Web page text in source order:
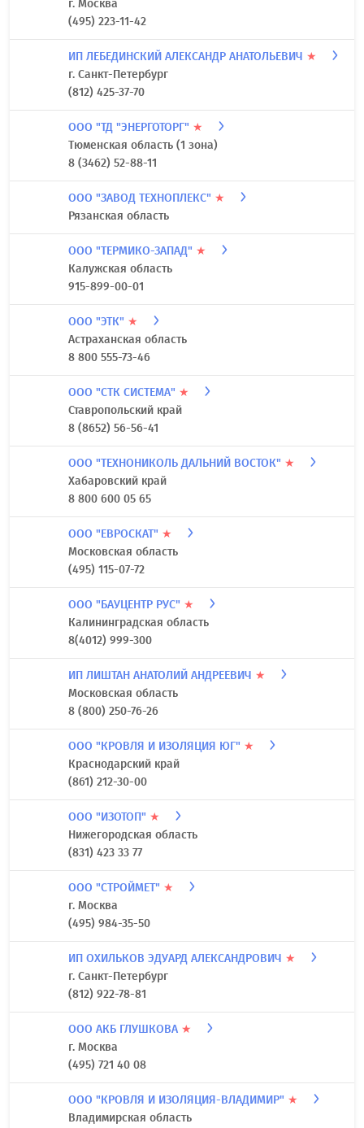
г. Москва
(495) 223-11-42
ИП ЛЕБЕДИНСКИЙ АЛЕКСАНДР АНАТОЛЬЕВИЧ ★
г. Санкт-Петербург
(812) 425-37-70
ООО "ТД "ЭНЕРГОТОРГ" ★
Тюменская область (1 зона)
8 (3462) 52-88-11
ООО "ЗАВОД ТЕХНОПЛЕКС" ★
Рязанская область
ООО "ТЕРМИКО-ЗАПАД" ★
Калужская область
915-899-00-01
ООО "ЭТК" ★
Астраханская область
8 800 555-73-46
ООО "СТК СИСТЕМА" ★
Ставропольский край
8 (8652) 56-56-41
ООО "ТЕХНОНИКОЛЬ ДАЛЬНИЙ ВОСТОК" ★
Хабаровский край
8 800 600 05 65
ООО "ЕВРОСКАТ" ★
Московская область
(495) 115-07-72
ООО "БАУЦЕНТР РУС" ★
Калининградская область
8(4012) 999-300
ИП ЛИШТАН АНАТОЛИЙ АНДРЕЕВИЧ ★
Московская область
8 (800) 250-76-26
ООО "КРОВЛЯ И ИЗОЛЯЦИЯ ЮГ" ★
Краснодарский край
(861) 212-30-00
ООО "ИЗОТОП" ★
Нижегородская область
(831) 423 33 77
ООО "СТРОЙМЕТ" ★
г. Москва
(495) 984-35-50
ИП ОХИЛЬКОВ ЭДУАРД АЛЕКСАНДРОВИЧ ★
г. Санкт-Петербург
(812) 922-78-81
ООО АКБ ГЛУШКОВА ★
г. Москва
(495) 721 40 08
ООО "КРОВЛЯ И ИЗОЛЯЦИЯ-ВЛАДИМИР" ★
Владимирская область